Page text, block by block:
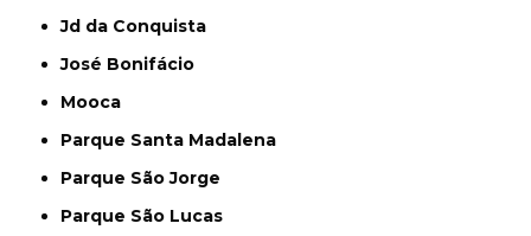
Jd da Conquista
José Bonifácio
Mooca
Parque Santa Madalena
Parque São Jorge
Parque São Lucas